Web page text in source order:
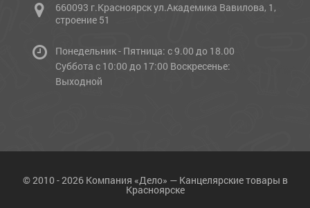
660093 г.Красноярск ул.Академика Вавилова, 1,
строение 51
Понедельник - Пятница: с 9.00 до 18.00
Cуббота с 10:00 до 17:00 Воскресенье:
Выходной
© 2010 - 2026 Компания «Дело» — Канцелярские товары в
Красноярске